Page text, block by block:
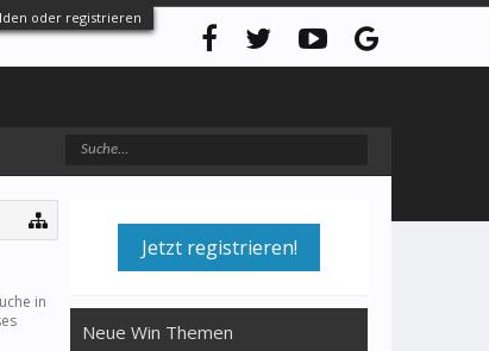
oder registrieren
in
Jetzt registrieren!
Neue Win Themen